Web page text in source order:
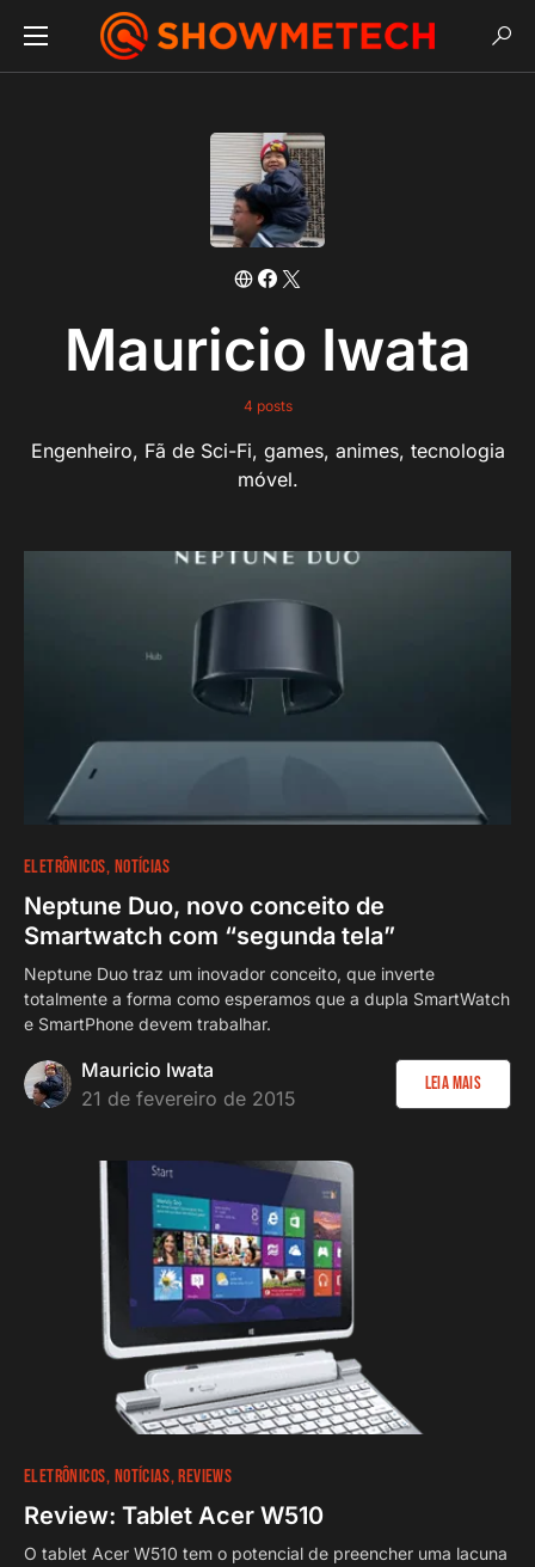
Mauricio Iwata
4 posts
Engenheiro, Fã de Sci-Fi, games, animes, tecnologia
móvel.
ELETRÔNICOS NOTÍCIAS
Neptune Duo, novo conceito de
Smartwatch com “segunda tela”
Neptune Duo traz um inovador conceito, que inverte
totalmente a forma como esperamos que a dupla SmartWatch
e SmartPhone devem trabalhar.
Mauricio Iwata
21 de fevereiro de 2015
Leia Mais
ELETRÔNICOS NOTÍCIAS REVIEWS
Review: Tablet Acer W510
O tablet Acer W510 tem o potencial de preencher uma lacuna